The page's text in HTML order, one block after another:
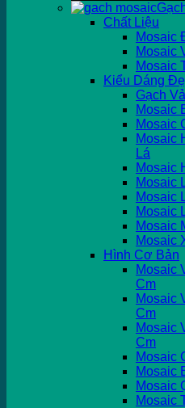
Chất Liệu
Mosaic
Mosaic
Mosaic
Kiểu Dáng
Gạch
Mosaic
Mosaic
Mosaic
Lá
Mosaic
Mosaic
Mosaic
Mosaic
Mosaic
Mosaic
Hình Cơ Bản
Mosaic
Cm
Mosaic
Cm
Mosaic
Cm
Mosaic
Mosaic
Mosaic
Mosaic